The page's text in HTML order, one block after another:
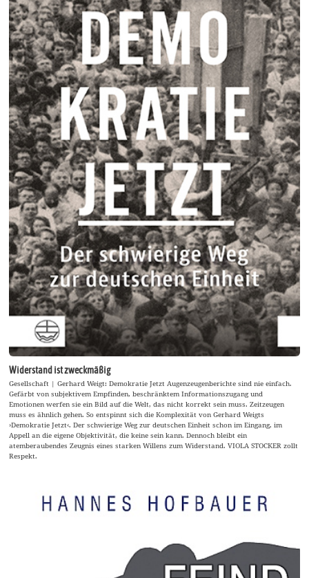
Widerstand ist zweckmäßig
Gesellschaft | Gerhard Weigt: Demokratie Jetzt Augenzeugenberichte sind nie einfach.
Gefärbt von subjektivem Empfinden, beschränktem Informationszugang und
Emotionen werfen sie ein Bild auf die Welt, das nicht korrekt sein muss. Zeitzeugen
muss es ähnlich gehen. So entspinnt sich die Komplexität von Gerhard Weigts
›Demokratie Jetzt‹. Der schwierige Weg zur deutschen Einheit schon im Eingang, im
Appell an die eigene Objektivität, die keine sein kann. Dennoch bleibt ein
atemberaubendes Zeugnis eines starken Willens zum Widerstand. VIOLA STOCKER zollt
Respekt.